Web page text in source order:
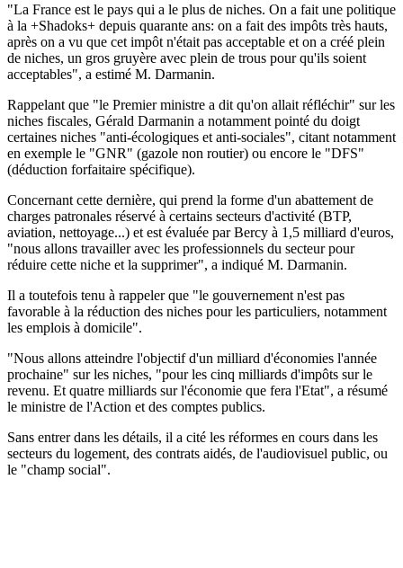
"La France est le pays qui a le plus de niches. On a fait une politique
à la +Shadoks+ depuis quarante ans: on a fait des impôts très hauts,
après on a vu que cet impôt n'était pas acceptable et on a créé plein
de niches, un gros gruyère avec plein de trous pour qu'ils soient
acceptables", a estimé M. Darmanin.
Rappelant que "le Premier ministre a dit qu'on allait réfléchir" sur les
niches fiscales, Gérald Darmanin a notamment pointé du doigt
certaines niches "anti-écologiques et anti-sociales", citant notamment
en exemple le "GNR" (gazole non routier) ou encore le "DFS"
(déduction forfaitaire spécifique).
Concernant cette dernière, qui prend la forme d'un abattement de
charges patronales réservé à certains secteurs d'activité (BTP,
aviation, nettoyage...) et est évaluée par Bercy à 1,5 milliard d'euros,
"nous allons travailler avec les professionnels du secteur pour
réduire cette niche et la supprimer", a indiqué M. Darmanin.
Il a toutefois tenu à rappeler que "le gouvernement n'est pas
favorable à la réduction des niches pour les particuliers, notamment
les emplois à domicile".
"Nous allons atteindre l'objectif d'un milliard d'économies l'année
prochaine" sur les niches, "pour les cinq milliards d'impôts sur le
revenu. Et quatre milliards sur l'économie que fera l'Etat", a résumé
le ministre de l'Action et des comptes publics.
Sans entrer dans les détails, il a cité les réformes en cours dans les
secteurs du logement, des contrats aidés, de l'audiovisuel public, ou
le "champ social".